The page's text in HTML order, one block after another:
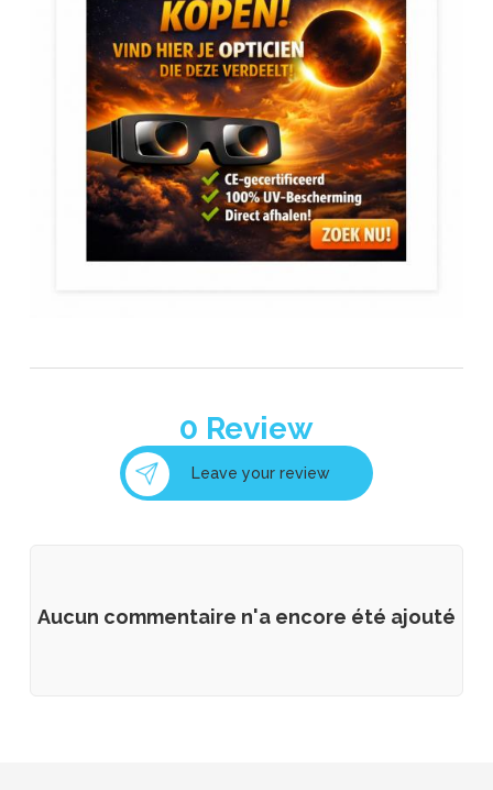
0 Review
Leave your review
Aucun commentaire n'a encore été ajouté